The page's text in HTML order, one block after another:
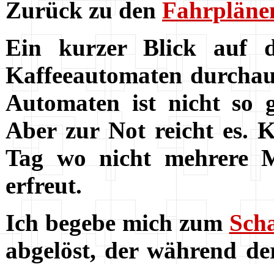
Zurück zu den
Ein kurzer Blick auf
Kaffeeautomaten
Automaten ist nicht so
Aber zur Not reicht es.
Tag wo nicht mehrere
erfreut.
Ich begebe mich zum
abgelöst, der während